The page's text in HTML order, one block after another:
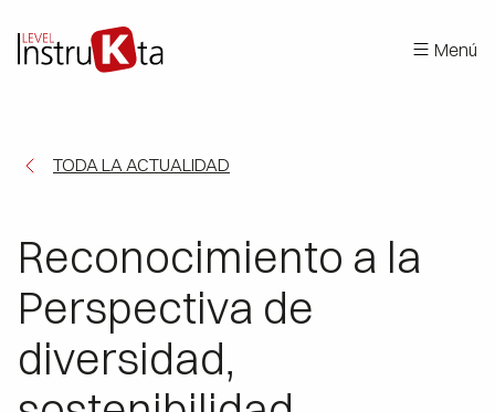
Menú
TODA LA ACTUALIDAD
Reconocimiento a la
Perspectiva de
diversidad,